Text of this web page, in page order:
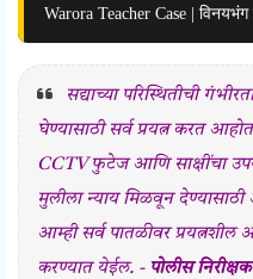
Warora Teacher Case |
सद्याच्या परिस्थितीची
घेण्यासाठी सर्व प्रयत्न करत
CCTV फुटेज आणि साक्षींचा
मुलीला न्याय मिळवून
आम्ही सर्व पातळीवर
करण्यात येईल. - पोलीस